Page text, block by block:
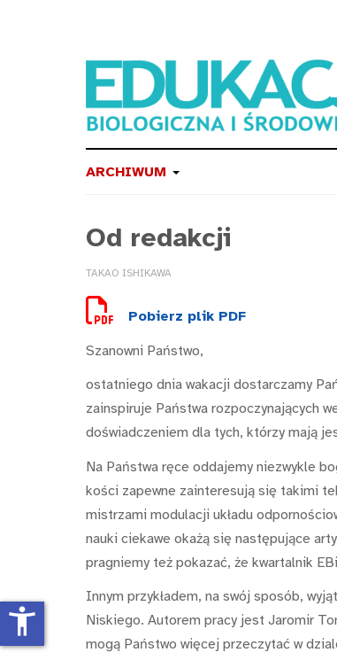
ARCHIWUM
Od redakcji
TAKAO ISHIKAWA
Pobierz plik PDF
Szanowni Państwo,
ostatniego dnia wakacji dostarczamy
zainspiruje Państwa rozpoczynających
doświadczeniem dla tych, którzy mają
Na Państwa ręce oddajemy niezwykle
kości zapewne zainteresują się takimi
mistrzami modulacji układu
nauki ciekawe okażą się następujące
pragniemy też pokazać, że kwartalnik
Innym przykładem, na swój sposób,
Niskiego. Autorem pracy jest Jaromir
mogą Państwo więcej przeczytać w
accessibility_new